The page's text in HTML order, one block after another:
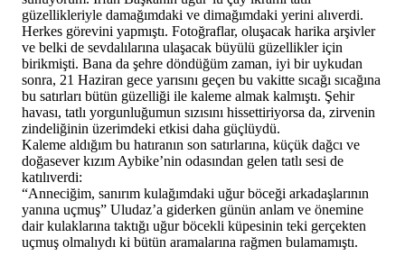
güzellikleriyle damağımdaki ve dimağımdaki yerini alıverdi.
Herkes görevini yapmıştı. Fotoğraflar, oluşacak harika arşivler
ve belki de sevdalılarına ulaşacak büyülü güzellikler için
birikmişti. Bana da şehre döndüğüm zaman, iyi bir uykudan
sonra, 21 Haziran gece yarısını geçen bu vakitte sıcağı sıcağına
bu satırları bütün güzelliği ile kaleme almak kalmıştı. Şehir
havası, tatlı yorgunluğumun sızısını hissettiriyorsa da, zirvenin
zindeliğinin üzerimdeki etkisi daha güçlüydü.
Kaleme aldığım bu hatıranın son satırlarına, küçük dağcı ve
doğasever kızım Aybike’nin odasından gelen tatlı sesi de
katılıverdi:
“Anneciğim, sanırım kulağımdaki uğur böceği arkadaşlarının
yanına uçmuş” Uludaz’a giderken günün anlam ve önemine
dair kulaklarına taktığı uğur böcekli küpesinin teki gerçekten
uçmuş olmalıydı ki bütün aramalarına rağmen bulamamıştı.